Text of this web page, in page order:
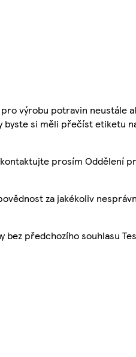
výrobu potravin neustále
byste si měli přečíst etiketu
prosím Oddělení
za jakékoliv
předchozího souhlasu